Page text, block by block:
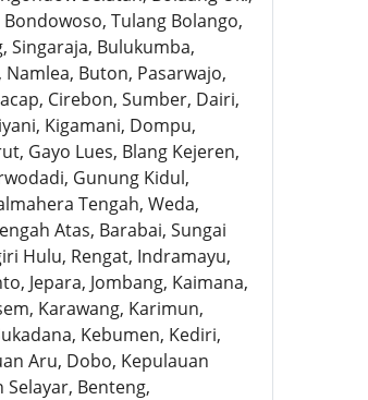
Tulang Bolango,
Singaraja, Bulukumba,
Buton, Pasarwajo,
Cirebon, Sumber, Dairi,
Kigamani, Dompu,
Gayo Lues, Blang Kejeren,
Gunung Kidul,
Tengah, Weda,
Atas, Barabai, Sungai
Hulu, Rengat, Indramayu,
Jepara, Jombang, Kaimana,
Karawang, Karimun,
Kebumen, Kediri,
Aru, Dobo, Kepulauan
Benteng,